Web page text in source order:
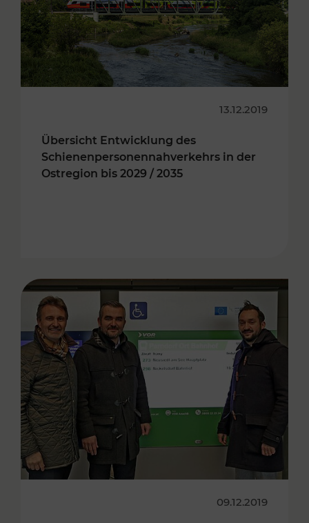
13.12.2019
Übersicht Entwicklung des
Schienenpersonennahverkehrs in der
Ostregion bis 2029 / 2035
09.12.2019